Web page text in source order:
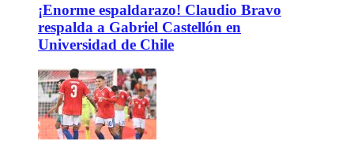
¡Enorme espaldarazo! Claudio Bravo
respalda a Gabriel Castellón en
Universidad de Chile